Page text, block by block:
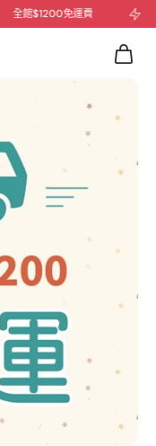
全館$1200免運費